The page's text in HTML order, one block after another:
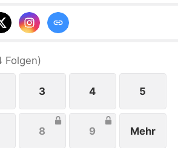
zu erfüllen. Einer davon:
Doch sie ist allein, bis
nicht weiß: Arthur ist ein Prinz
Folgen)
3 4 5
8 9 Mehr